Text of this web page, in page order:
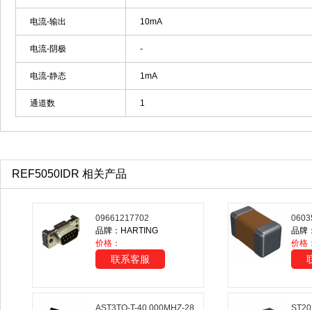
电流-输出 10mA
电流-阴极 -
电流-静态 1mA
通道数 1
REF5050IDR 相关产品
09661217702
品牌：HARTING
价格：
联系客服
品牌
价格
AST3TQ-T-40.000MHZ-28